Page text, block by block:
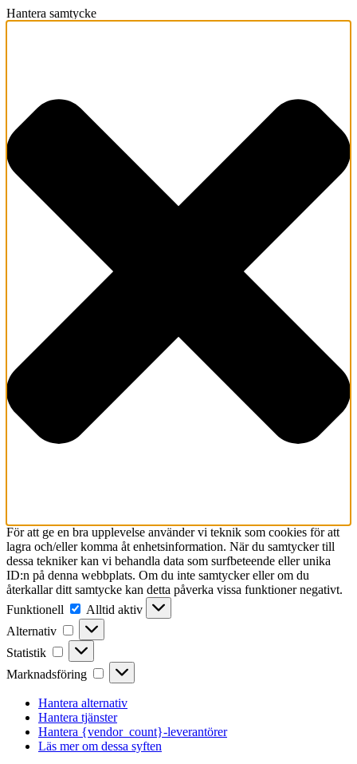
Hantera samtycke
För att ge en bra upplevelse använder vi teknik som cookies för att
lagra och/eller komma åt enhetsinformation. När du samtycker till
dessa tekniker kan vi behandla data som surfbeteende eller unika
ID:n på denna webbplats. Om du inte samtycker eller om du
återkallar ditt samtycke kan detta påverka vissa funktioner negativt.
Funktionell
Funktionell
Alltid aktiv
Alternativ
Alternativ
Statistik Statistik
Marknadsföring Marknadsföring
Hantera alternativ
Hantera tjänster
Hantera {vendor_count}-leverantörer
Läs mer om dessa syften